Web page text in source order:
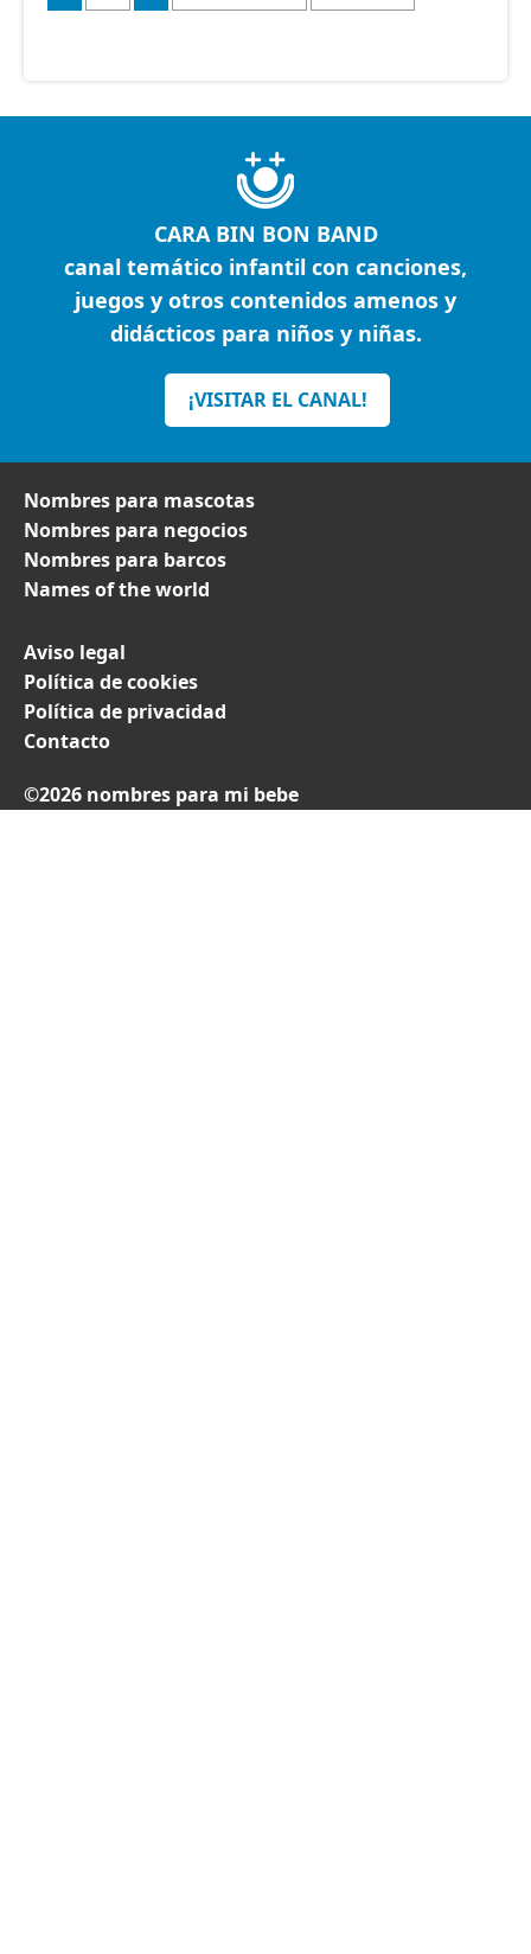
CARA BIN BON BAND
canal temático infantil con canciones,
juegos y otros contenidos amenos y
didácticos para niños y niñas.
¡VISITAR EL CANAL!
Nombres para mascotas
Nombres para negocios
Nombres para barcos
Names of the world
Aviso legal
Política de cookies
Política de privacidad
Contacto
©2026 nombres para mi bebe